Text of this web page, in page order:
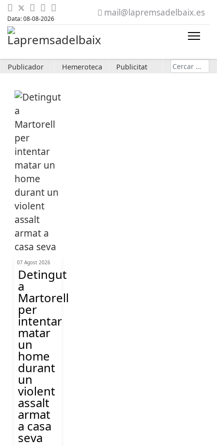
Data: 08-08-2026
mail@lapremsadelbaix.es
Publicador Hemeroteca Publicitat Cerca
07 Agost 2026
Detingut
a
Martorell
per
intentar
matar
un
home
durant
un
violent
assalt
armat
a casa
seva